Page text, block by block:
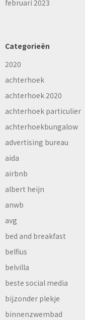
februari 2023
Categorieën
2020
achterhoek
achterhoek 2020
achterhoek particulier
achterhoekbungalow
advertising bureau
aida
airbnb
albert heijn
anwb
avg
bed and breakfast
belfius
belvilla
beste social media
bijzonder plekje
binnenzwembad